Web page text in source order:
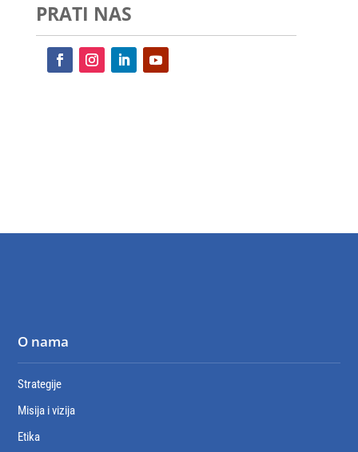
PRATI NAS
O nama
Strategije
Misija i vizija
Etika